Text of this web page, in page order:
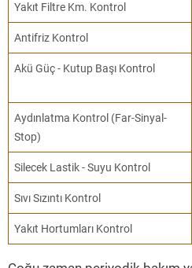
Yakıt Filtre Km. Kontrol
Antifriz Kontrol
Akü Güç - Kutup Başı Kontrol
Aydınlatma Kontrol (Far-Sinyal-
Stop)
Silecek Lastik - Suyu Kontrol
Sıvı Sızıntı Kontrol
Yakıt Hortumları Kontrol